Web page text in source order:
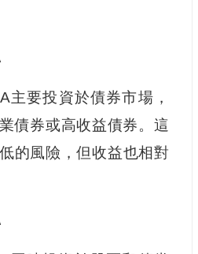
主要投資於債券市場，
債券或高收益債券。這
的風險，但收益也相對